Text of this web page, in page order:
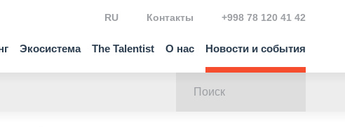
Экосистема The Talentist О нас Новости и события
RU Контакты +998 78 120 41 42